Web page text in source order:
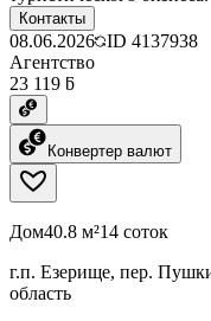
Контакты
08.06.2026 ID 4137938
Агентство
23 119 ƃ
Конвертер валют
Дом40.8 м²14 соток
г.п. Езерище, пер.
область